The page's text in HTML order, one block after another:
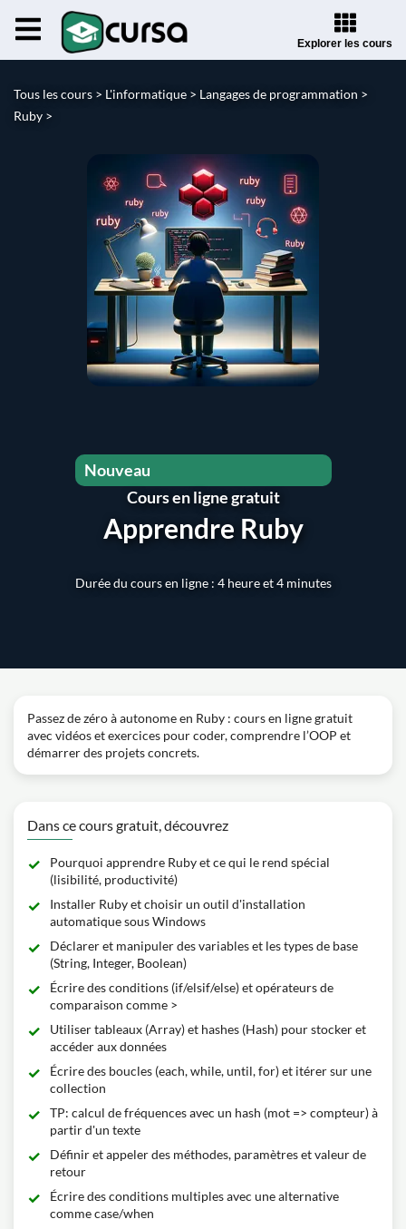
Explorer les cours
Tous les cours > L'informatique > Langages de programmation >
Ruby >
Cours en ligne gratuit
Apprendre Ruby
Durée du cours en ligne : 4 heure et 4 minutes
Nouveau
Passez de zéro à autonome en Ruby : cours en ligne gratuit
avec vidéos et exercices pour coder, comprendre l’OOP et
démarrer des projets concrets.
Dans ce cours gratuit, découvrez
Pourquoi apprendre Ruby et ce qui le rend spécial
(lisibilité, productivité)
Installer Ruby et choisir un outil d'installation
automatique sous Windows
Déclarer et manipuler des variables et les types de base
(String, Integer, Boolean)
Écrire des conditions (if/elsif/else) et opérateurs de
comparaison comme >
Utiliser tableaux (Array) et hashes (Hash) pour stocker et
accéder aux données
Écrire des boucles (each, while, until, for) et itérer sur une
collection
TP: calcul de fréquences avec un hash (mot => compteur) à
partir d'un texte
Définir et appeler des méthodes, paramètres et valeur de
retour
Écrire des conditions multiples avec une alternative
comme case/when